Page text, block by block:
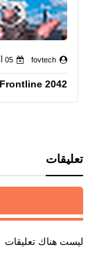
fovtech 05 أغسطس 2026
Frontline 2042: لعبة حرب FPS
تعليقات
ليست هناك تعليقات